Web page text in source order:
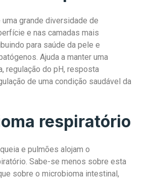
grande diversidade de
e nas camadas mais
para saúde da pele e
Ajuda a manter uma
regulação do pH, resposta
de uma condição saudável da
respiratório
e pulmões alojam o
Sabe-se menos sobre esta
sobre o microbioma intestinal,